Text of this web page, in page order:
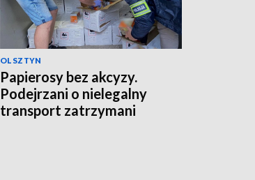
OLSZTYN
Papierosy bez akcyzy.
Podejrzani o nielegalny
transport zatrzymani